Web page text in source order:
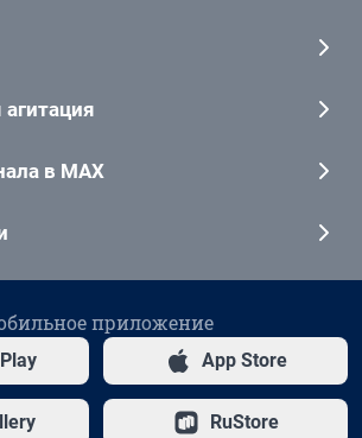
в MAX
приложение
App Store
RuStore